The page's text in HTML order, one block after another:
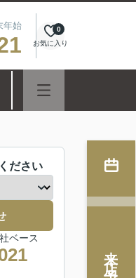
年始
お気に入り
0
ださい
ベース
来店予約